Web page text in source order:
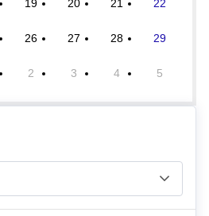
19 20 21 22
26 27 28 29
2 3 4 5